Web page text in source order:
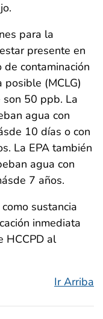
para la
presente en
contaminación
posible (MCLG)
50 ppb. La
agua con
10 días o con
La EPA también
agua con
7 años.
sustancia
inmediata
HCCPD al
Ir Arriba